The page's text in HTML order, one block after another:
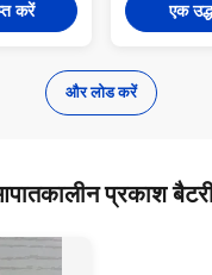
करें एक
और लोड करें
प्रकाश